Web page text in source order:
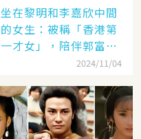
坐在黎明和李嘉欣中間
的女生：被稱「香港第
一才女」，陪伴郭富城
「29年」卻看他娶了別
2024/11/04